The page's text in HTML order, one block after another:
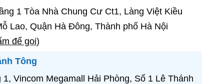
1 Tòa Nhà Chung Cư Ct1, Làng Việt Kiều
Lao, Quận Hà Đông, Thành phố Hà Nội
để gọi)
Tông
Vincom Megamall Hải Phòng, Số 1 Lê Thánh